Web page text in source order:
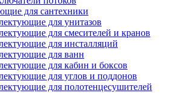
для сантехники
для унитазов
для смесителей и кранов
для инсталляций
для ванн
для кабин и боксов
для углов и поддонов
для полотенцесушителей